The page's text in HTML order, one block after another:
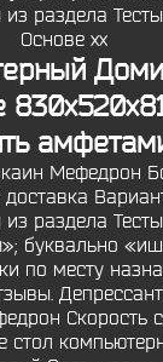
из раздела
Основе xx
Мефедрон
из раздела
буквально
по месту
стол